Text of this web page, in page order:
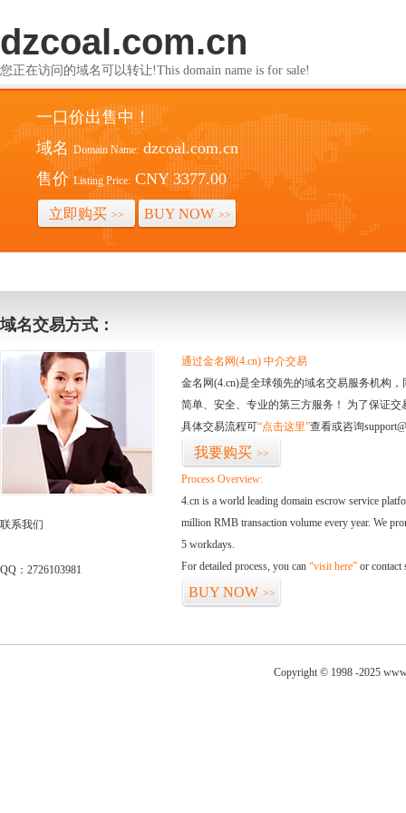
dzcoal.com.cn
您正在访问的域名可以转让!This domain name is for sale!
一口价出售中！
域名 Domain Name: dzcoal.com.cn
售价 Listing Price: CNY 3377.00
立即购买 >> BUY NOW >>
域名交易方式：
联系我们
QQ：2726103981
通过金名网(4.cn) 中介交易
金名网(4.cn)是全球领先的域名交易服务机构
简单、安全、专业的第三方服务！ 为了保证
具体交易流程可“点击这里”查看或咨询
我要购买 >>
Process Overview:
4.cn is a world leading domain escrow service
million RMB transaction volume every year. We
5 workdays.
For detailed process, you can “visit here” or contact
BUY NOW >>
Copyright © 1998 -2025